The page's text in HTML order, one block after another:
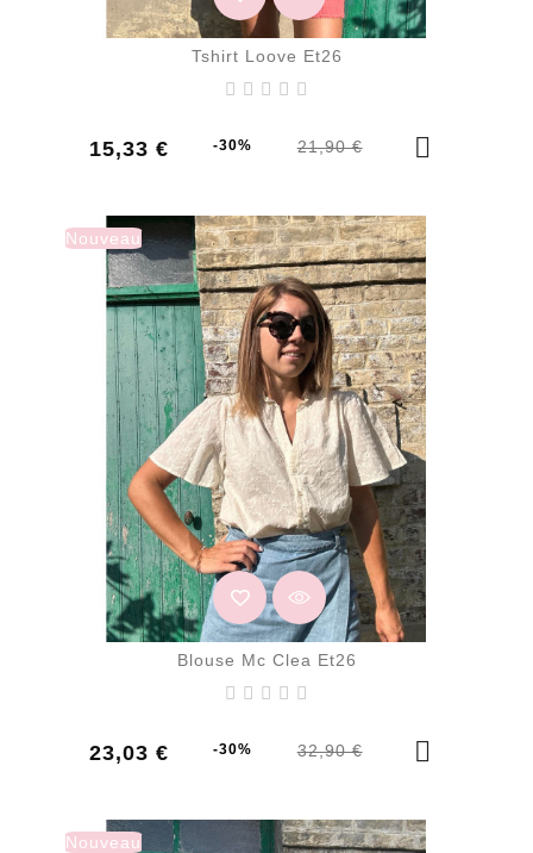
Tshirt Loove Et26
15,33 €
Prix
-30% 21,90 €
Prix
Nouveau
Blouse Mc Clea Et26
23,03 €
Prix
-30% 32,90 €
Prix
Nouveau